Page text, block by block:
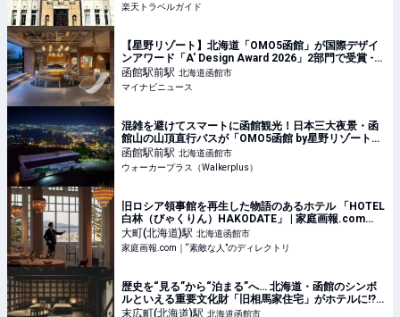
楽天トラベルガイド
【星野リゾート】北海道「OMO5函館」が国際デザイ
ンアワード「A' Design Award 2026」2部門で受賞 -
どんなホテル?
函館駅前駅 北海道函館市
マイナビニュース
混雑を避けてスマートに函館観光！日本三大夜景・函
館山の山頂直行バスが「OMO5函館 by星野リゾート」
で運行開始｜ウォーカープラス
函館駅前駅 北海道函館市
ウォーカープラス（Walkerplus）
旧ロシア領事館を再生した物語のあるホテル 「HOTEL
白林（びゃくりん）HAKODATE」 | 家庭画報.com
｜“素敵な人”のディレクトリ
大町(北海道)駅 北海道函館市
家庭画報.com｜“素敵な人”のディレクトリ
歴史を“見る”から“泊まる”へ… 北海道・函館のシンボ
ルといえる重要文化財「旧相馬家住宅」がホテルに!?
明治と令和、和洋折衷が交差する空間とは | VAGUE(ヴ
末広町(北海道)駅 北海道函館市